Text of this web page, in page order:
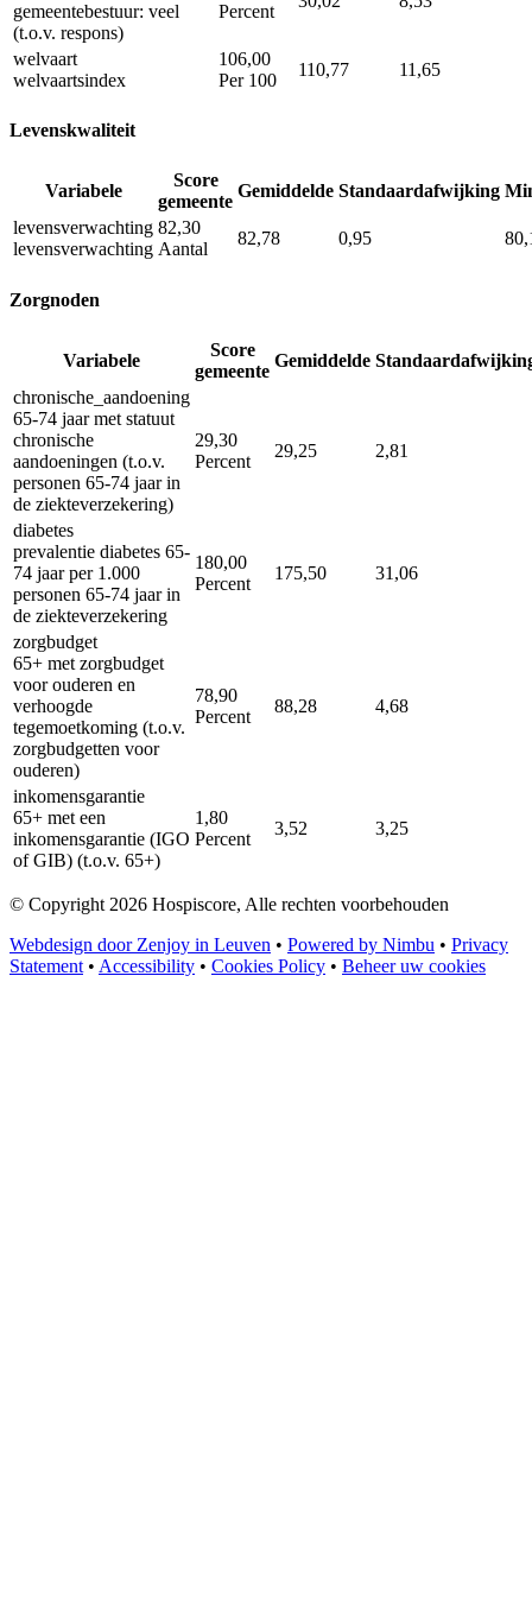
gemeentebestuur: veel
(t.o.v. respons)
Percent
welvaart
welvaartsindex
106,00
Per 100
110,77 11,65
Levenskwaliteit
Variabele
Score
gemeente
Gemiddelde Standaardafwijking
levensverwachting
levensverwachting
82,30
Aantal
82,78 0,95
Zorgnoden
Variabele
Score
gemeente
Gemiddelde
chronische_aandoening
65-74 jaar met statuut
chronische
aandoeningen (t.o.v.
personen 65-74 jaar in
de ziekteverzekering)
29,30
Percent
29,25 2,81
diabetes
prevalentie diabetes 65-
74 jaar per 1.000
personen 65-74 jaar in
de ziekteverzekering
180,00
Percent
175,50 31,06
zorgbudget
65+ met zorgbudget
voor ouderen en
verhoogde
tegemoetkoming (t.o.v.
zorgbudgetten voor
ouderen)
78,90
Percent
88,28 4,68
inkomensgarantie
65+ met een
inkomensgarantie (IGO
of GIB) (t.o.v. 65+)
1,80
Percent
3,52 3,25
© Copyright 2026 Hospiscore, Alle rechten voorbehouden
Webdesign door Zenjoy in Leuven • Powered by Nimbu • Privacy
Statement • Accessibility • Cookies Policy • Beheer uw cookies